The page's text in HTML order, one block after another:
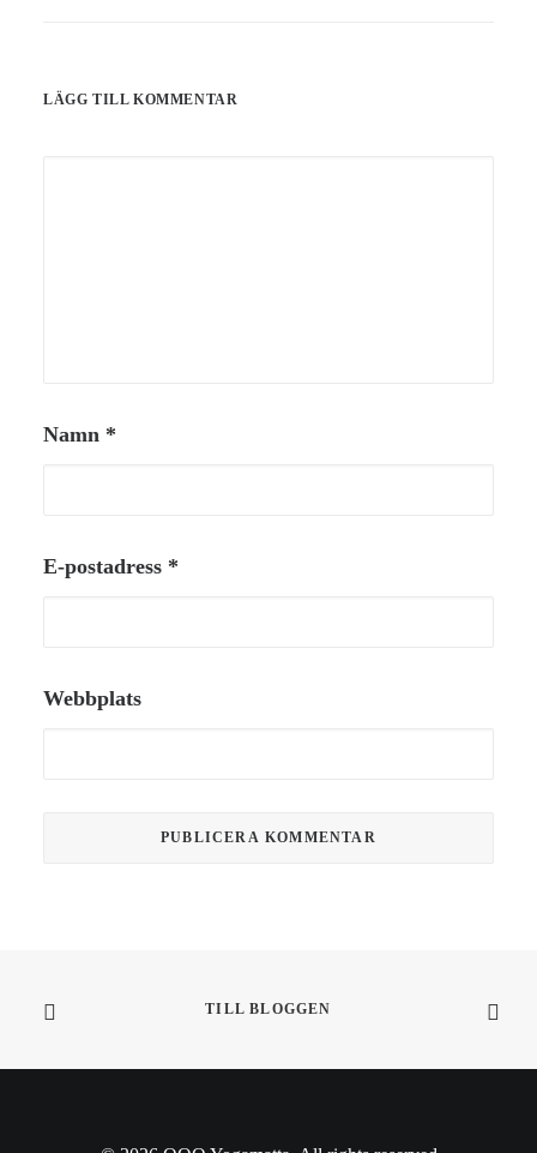
LÄGG TILL KOMMENTAR
Namn *
E-postadress *
Webbplats
TILL BLOGGEN